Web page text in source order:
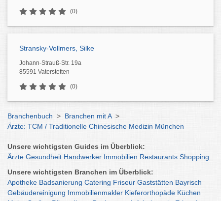
(0)
Stransky-Vollmers, Silke
Johann-Strauß-Str. 19a
85591 Vaterstetten
(0)
Branchenbuch > Branchen mit A >
Ärzte: TCM / Traditionelle Chinesische Medizin München
Unsere wichtigsten Guides im Überblick:
Ärzte Gesundheit Handwerker Immobilien Restaurants Shopping
Unsere wichtigsten Branchen im Überblick:
Apotheke Badsanierung Catering Friseur Gaststätten Bayrisch
Gebäudereinigung Immobilienmakler Kieferorthopäde Küchen